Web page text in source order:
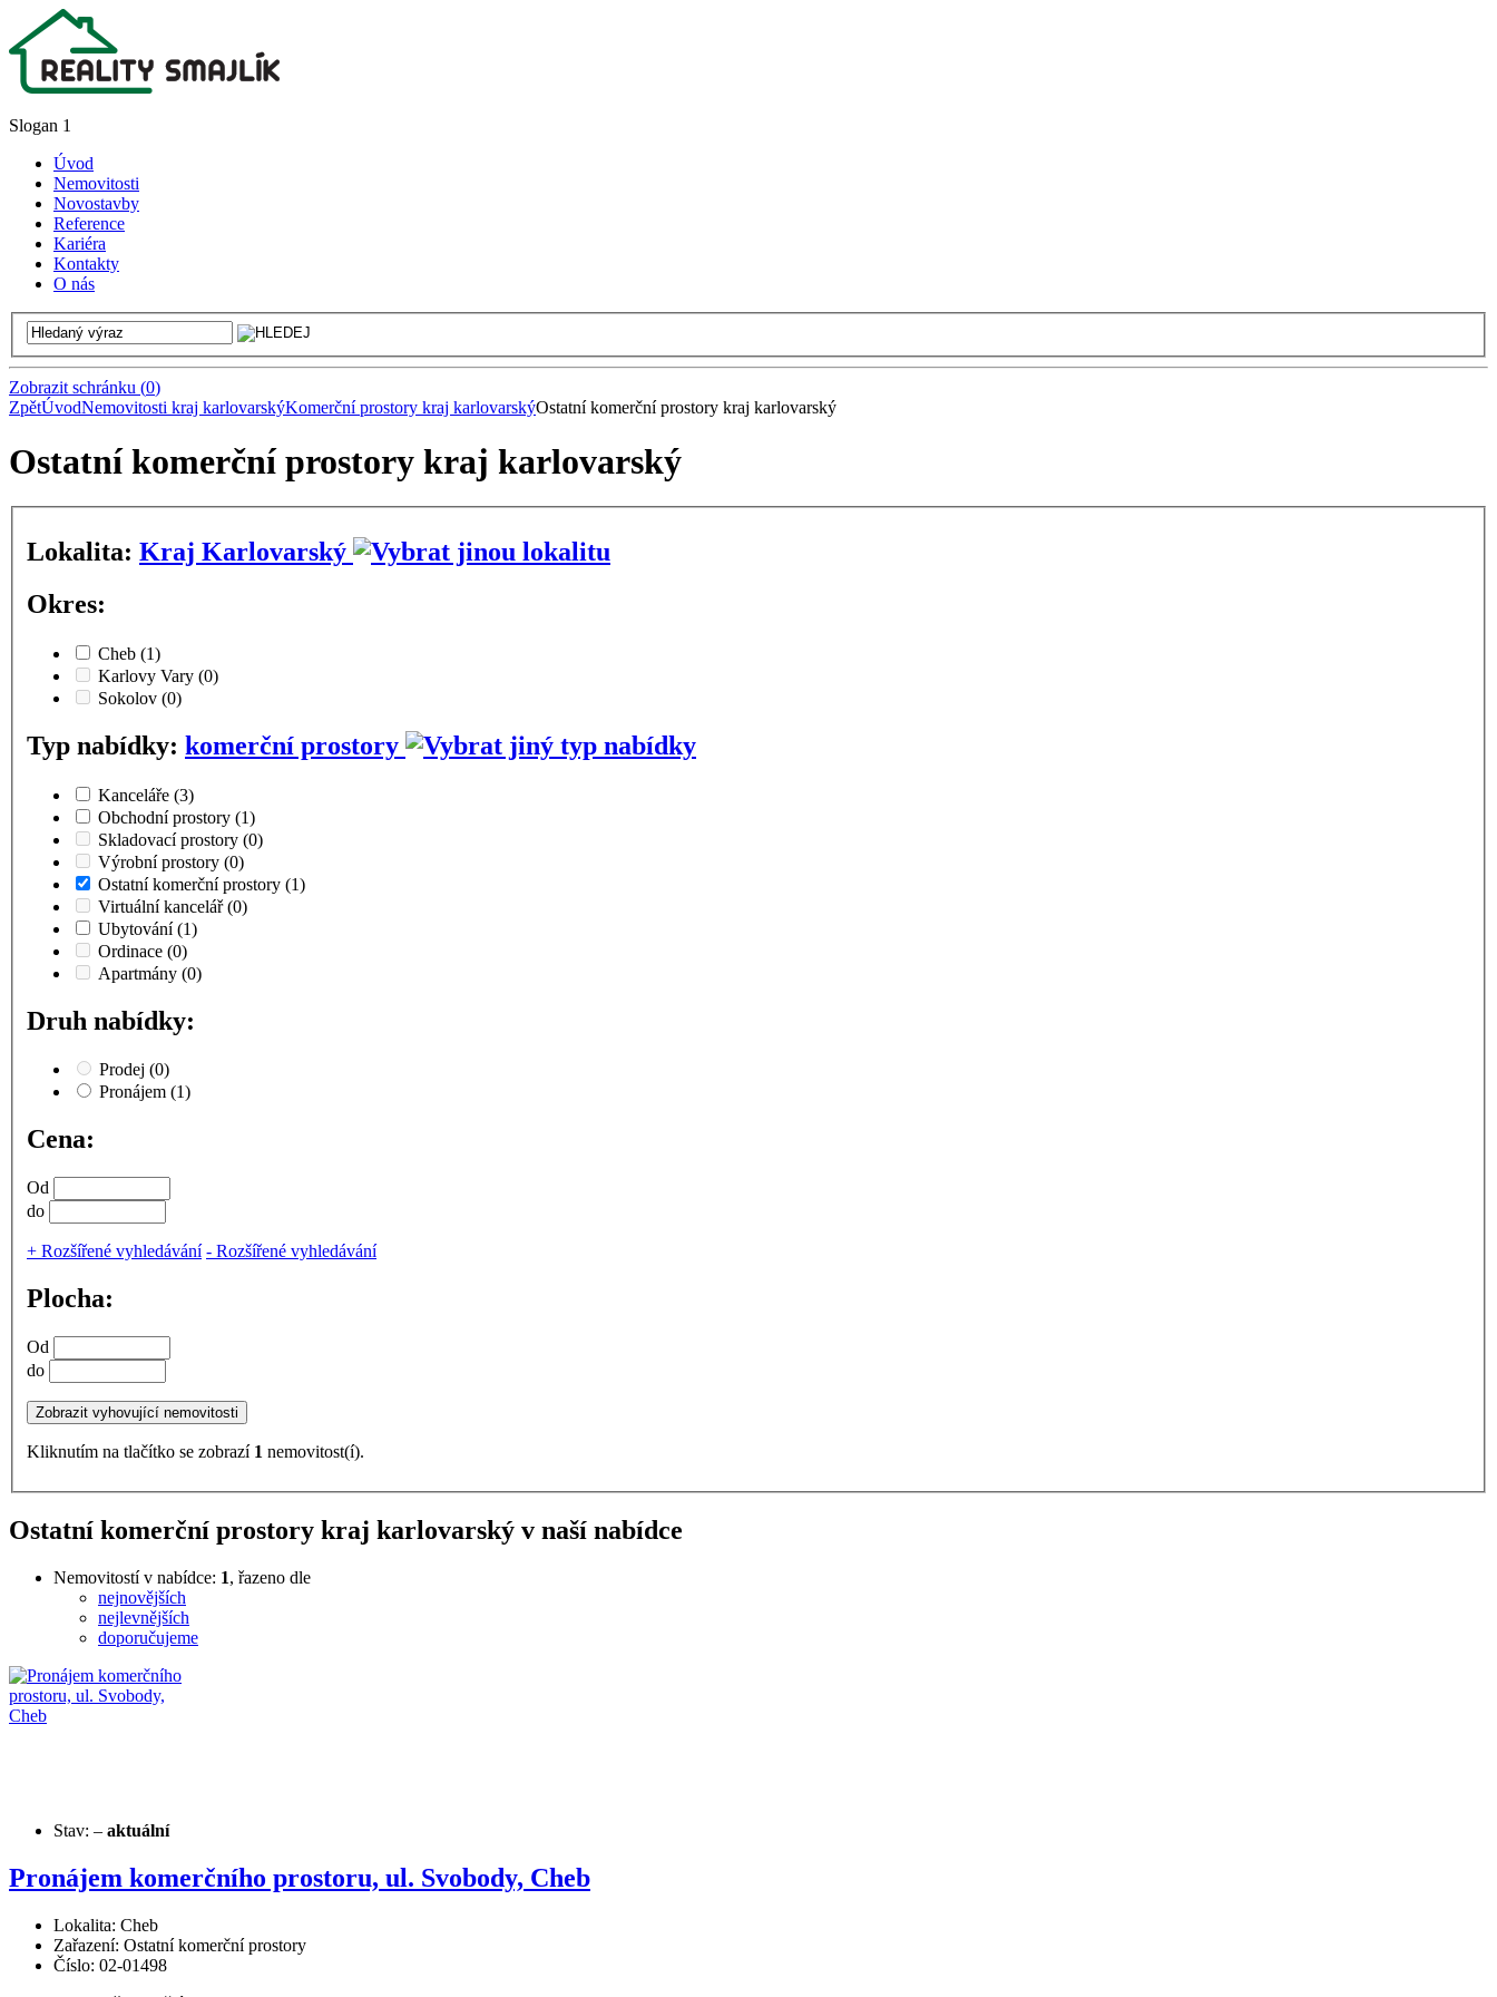
Slogan 1
Úvod
Nemovitosti
Novostavby
Reference
Kariéra
Kontakty
O nás
Zobrazit schránku (0)
ZpětÚvodNemovitosti kraj karlovarskýKomerční prostory kraj karlovarskýOstatní komerční prostory kraj karlovarský
Ostatní komerční prostory kraj karlovarský
Lokalita:
Kraj Karlovarský
Okres:
Cheb (1)
Karlovy Vary (0)
Sokolov (0)
Typ nabídky: komerční prostory
Kanceláře (3)
Obchodní prostory (1)
Skladovací prostory (0)
Výrobní prostory (0)
Ostatní komerční prostory (1)
Virtuální kancelář(0)
Ubytování(1)
Ordinace (0)
Apartmány (0)
Druh nabídky:
Prodej (0)
Pronájem (1)
Cena:
Od
do
+ Rozšířené vyhledávání - Rozšířené vyhledávání
Plocha:
Od
do
Kliknutím na tlačítko se zobrazí 1 nemovitost(í).
Ostatní komerční prostory kraj karlovarský v naší nabídce
Nemovitostí v nabídce: 1, řazeno dle
nejnovějších
nejlevnějších
doporučujeme
Stav: – aktuální
Pronájem komerčního prostoru, ul. Svobody, Cheb
Lokalita: Cheb
Zařazení: Ostatní komerční prostory
Číslo: 02-01498